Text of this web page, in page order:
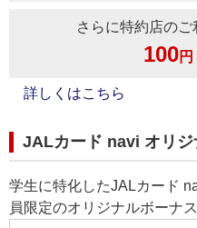
さらに特約店の
100円
詳しくはこちら
JALカード navi オリ
学生に特化したJALカード
員限定のオリジナルボーナ